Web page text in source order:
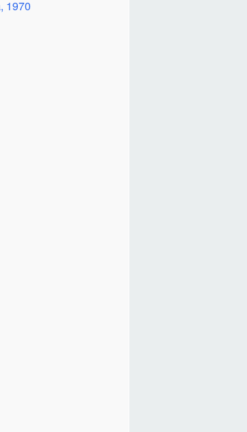
1970